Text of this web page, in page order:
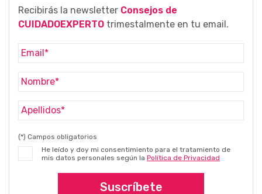
Recibirás la newsletter Consejos de
CUIDADOEXPERTO trimestalmente en tu email.
(*) Campos obligatorios
He leído y doy mi consentimiento para el tratamiento de
mis datos personales según la Política de Privacidad
Suscríbete